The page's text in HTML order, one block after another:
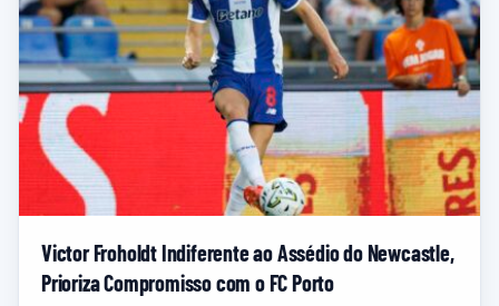
Victor Froholdt Indiferente ao Assédio do Newcastle,
Prioriza Compromisso com o FC Porto